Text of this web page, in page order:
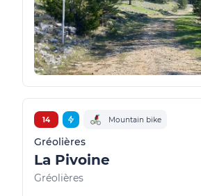
14 Mountain bike
Gréolières
La Pivoine
Gréolières